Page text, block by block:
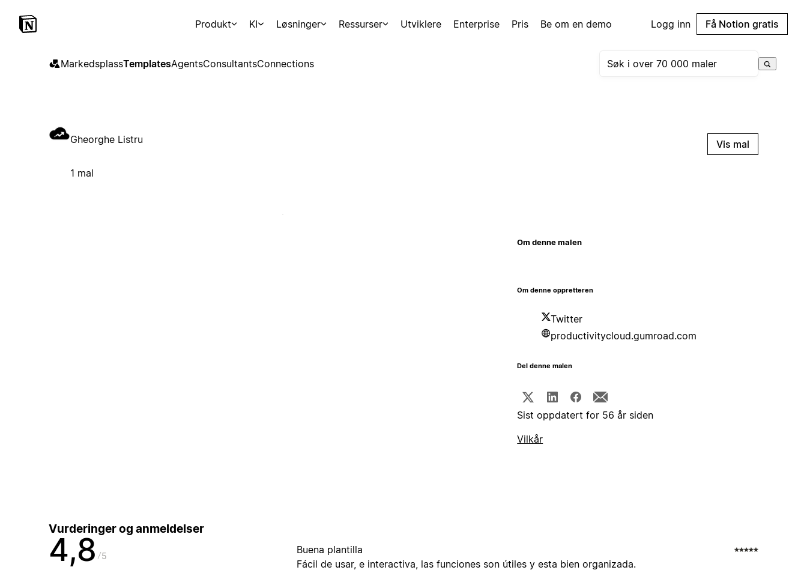
Produkt KI Løsninger Ressurser Utviklere Enterprise Pris Be om en demo Logg inn Få Notion gratis
MarkedsplassTemplatesAgentsConsultantsConnections
Gheorghe Listru
1 mal
Vis mal
Om denne malen
Om denne oppretteren
Twitter
productivitycloud.gumroad.com
Del denne malen
Sist oppdatert for 56 år siden
Vilkår
Vurderinger og anmeldelser
4,8 5
Buena plantilla
Fácil de usar, e interactiva, las funciones son útiles y esta bien organizada.